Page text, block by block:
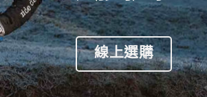
線上選購